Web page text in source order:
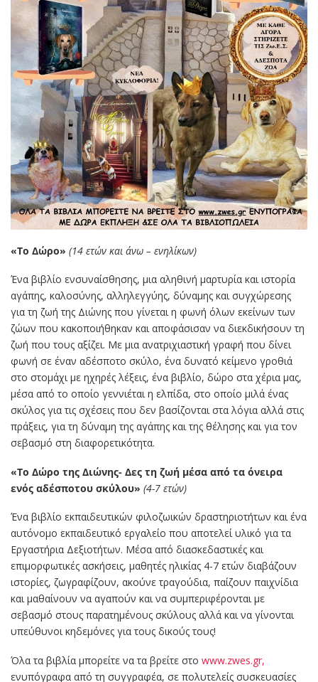
«Το Δώρο» (14 ετών και άνω – ενηλίκων)
Ένα βιβλίο ενσυναίσθησης, μια αληθινή μαρτυρία και ιστορία
αγάπης, καλοσύνης, αλληλεγγύης, δύναμης και συγχώρεσης
για τη ζωή της Διώνης που γίνεται η φωνή όλων εκείνων των
ζώων που κακοποιήθηκαν και αποφάσισαν να διεκδικήσουν τη
ζωή που τους αξίζει. Με μια ανατριχιαστική γραφή που δίνει
φωνή σε έναν αδέσποτο σκύλο, ένα δυνατό κείμενο γροθιά
στο στομάχι με ηχηρές λέξεις, ένα βιβλίο, δώρο στα χέρια μας,
μέσα από το οποίο γεννιέται η ελπίδα, στο οποίο μιλά ένας
σκύλος για τις σχέσεις που δεν βασίζονται στα λόγια αλλά στις
πράξεις, για τη δύναμη της αγάπης και της θέλησης και για τον
σεβασμό στη διαφορετικότητα.
«Το Δώρο της Διώνης- Δες τη ζωή μέσα από τα όνειρα
ενός αδέσποτου σκύλου» (4-7 ετών)
Ένα βιβλίο εκπαιδευτικών φιλοζωικών δραστηριοτήτων και ένα
αυτόνομο εκπαιδευτικό εργαλείο που αποτελεί υλικό για τα
Εργαστήρια Δεξιοτήτων. Μέσα από διασκεδαστικές και
επιμορφωτικές ασκήσεις, μαθητές ηλικίας 4-7 ετών διαβάζουν
ιστορίες, ζωγραφίζουν, ακούνε τραγούδια, παίζουν παιχνίδια
και μαθαίνουν να αγαπούν και να συμπεριφέρονται με
σεβασμό στους παρατημένους σκύλους αλλά και να γίνονται
υπεύθυνοι κηδεμόνες για τους δικούς τους!
Όλα τα βιβλία μπορείτε να τα βρείτε στο www.zwes.gr,
ενυπόγραφα από τη συγγραφέα, σε πολυτελείς συσκευασίες